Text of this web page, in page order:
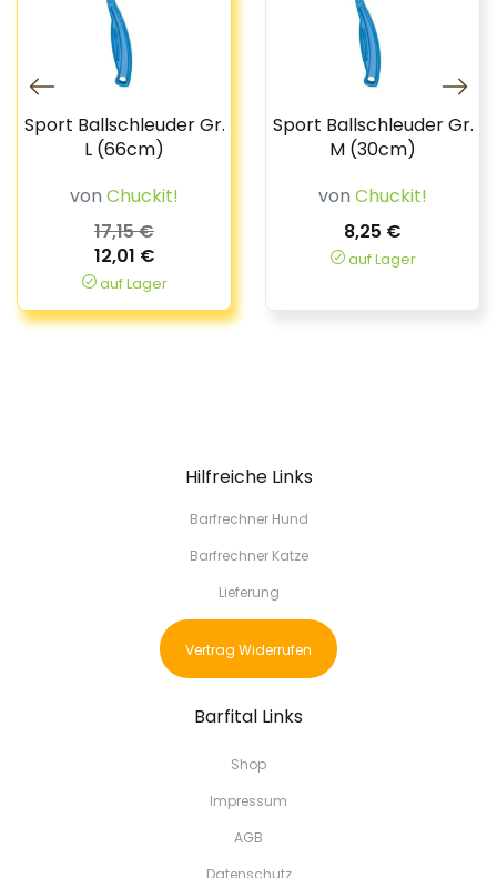
Sport Ballschleuder Gr.
L (66cm)
von Chuckit!
17,15 €
12,01 €
auf Lager
Sport Ballschleuder Gr.
M (30cm)
von Chuckit!
8,25 €
auf Lager
Hilfreiche Links
Barfrechner Hund
Barfrechner Katze
Lieferung
Vertrag Widerrufen
Barfital Links
Shop
Impressum
AGB
Datenschutz